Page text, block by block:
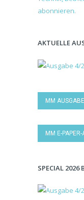
AKTUELLE
MM
MM E-
SPECIAL 2026